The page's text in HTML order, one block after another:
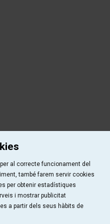
al correcte funcionament del
també farem servir cookies
per obtenir estadístiques
i mostrar publicitat
a partir dels seus hàbits de